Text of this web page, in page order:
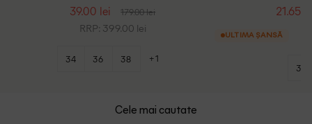
39.00 lei 179.00 lei
RRP: 399.00 lei
34 36 38 +1
21.65
ULTIMA ȘANSĂ
34
Cele mai cautate